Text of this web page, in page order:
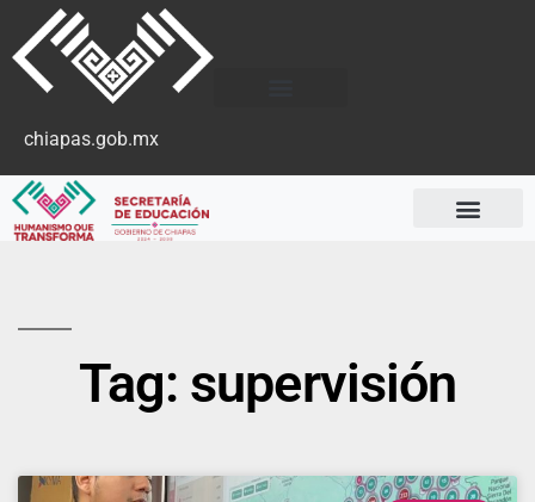
chiapas.gob.mx
Tag: supervisión